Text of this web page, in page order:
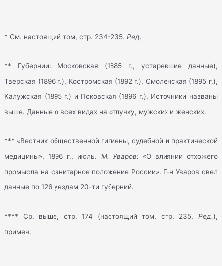
* См. настоящий том, стр. 234-235.Ред.
** Губернии: Московская (1885 г., устаревшие данные),
Тверская (1896 г.), Костромская (1892 г.), Смоленская (1895 г.),
Калужская (1895 г.) и Псковская (1896 г.). Источники названы
выше. Данные о всех видах на отлучку, мужских и женских.
*** «Вестник общественной гигиены, судебной и практической
медицины», 1896 г., июль. М. Уваров: «О влиянии отхожего
промысла на санитарное положение России». Г-н Уваров свел
данные по 126 уездам 20-ти губерний.
**** Ср. выше, стр. 174 (настоящий том, стр. 235. Ред.),
примеч.